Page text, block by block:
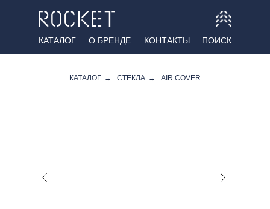
О БРЕНДЕ КОНТАКТЫ ПОИСК
КАТАЛОГ
КАТАЛОГ → СТЁКЛА → AIR COVER